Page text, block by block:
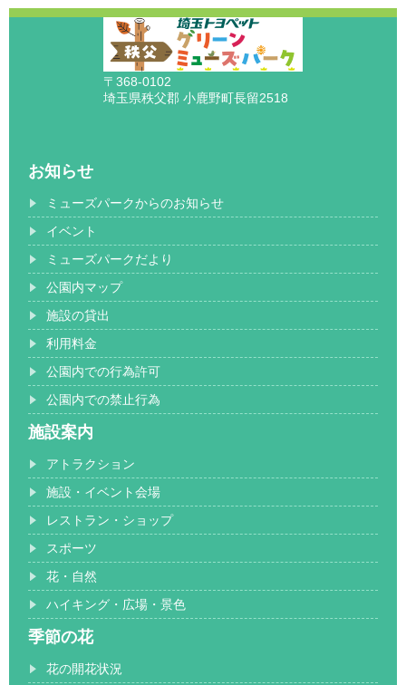
〒368-0102
埼玉県秩父郡 小鹿野町長留2518
お知らせ
ミューズパークからのお知らせ
イベント
ミューズパークだより
公園内マップ
施設の貸出
利用料金
公園内での行為許可
公園内での禁止行為
施設案内
アトラクション
施設・イベント会場
レストラン・ショップ
スポーツ
花・自然
ハイキング・広場・景色
季節の花
花の開花状況